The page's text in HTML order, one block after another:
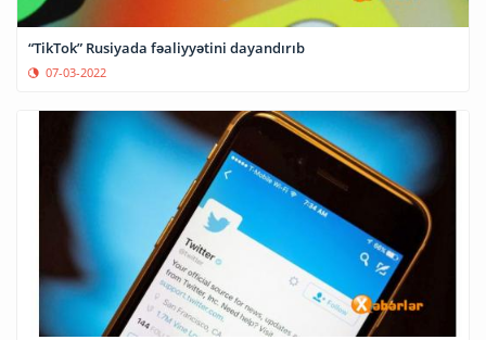
“TikTok” Rusiyada fəaliyyətini dayandırıb
07-03-2022